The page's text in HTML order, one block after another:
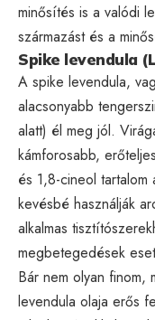
minősítés is a valódi
származást és a
Spike levendula
A spike levendula,
alacsonyabb
alatt) él meg jól.
kámforosabb,
és 1,8-cineol
kevésbé használják
alkalmas
megbetegedések
Bár nem olyan finom,
levendula olaja erős